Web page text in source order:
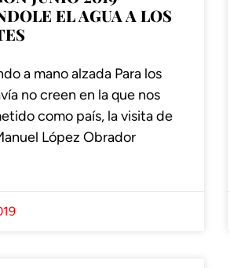
EL AGUA A LOS
a mano alzada Para los
no creen en la que nos
como país, la visita de
López Obrador